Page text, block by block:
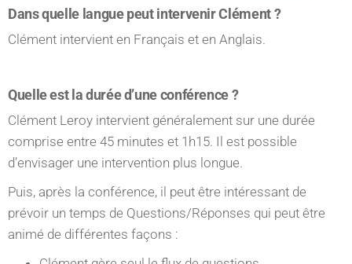
Dans quelle langue peut intervenir Clément ?
Clément intervient en Français et en Anglais.
Quelle est la durée d’une conférence ?
Clément Leroy intervient généralement sur une durée
comprise entre 45 minutes et 1h15. Il est possible
d’envisager une intervention plus longue.
Puis, après la conférence, il peut être intéressant de
prévoir un temps de Questions/Réponses qui peut être
animé de différentes façons :